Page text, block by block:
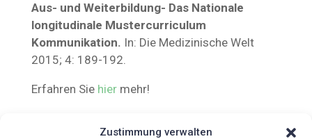
Zustimmung verwalten
Aus- und Weiterbildung- Das Nationale
longitudinale Mustercurriculum
Kommunikation. In: Die Medizinische Welt
2015; 4: 189-192.
Erfahren Sie hiermehr!